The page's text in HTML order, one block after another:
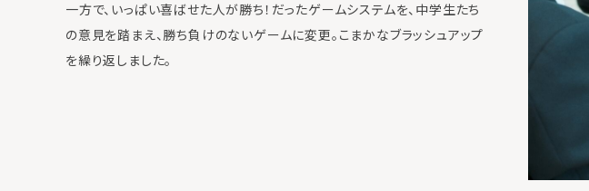
一方で、いっぱい喜ばせた人が勝ち！だったゲームシステムを、中学生たち
の意見を踏まえ、勝ち負けのないゲームに変更。こまかなブラッシュアップ
を繰り返しました。